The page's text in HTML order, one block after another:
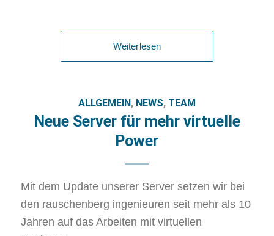
Weiterlesen
ALLGEMEIN , NEWS, TEAM
Neue Server für mehr virtuelle
Power
Mit dem Update unserer Server setzen wir bei
den rauschenberg ingenieuren seit mehr als 10
Jahren auf das Arbeiten mit virtuellen